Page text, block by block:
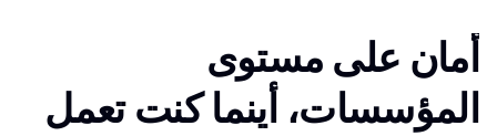
أمان على مستوى
المؤسسات، أينما كنت تعمل